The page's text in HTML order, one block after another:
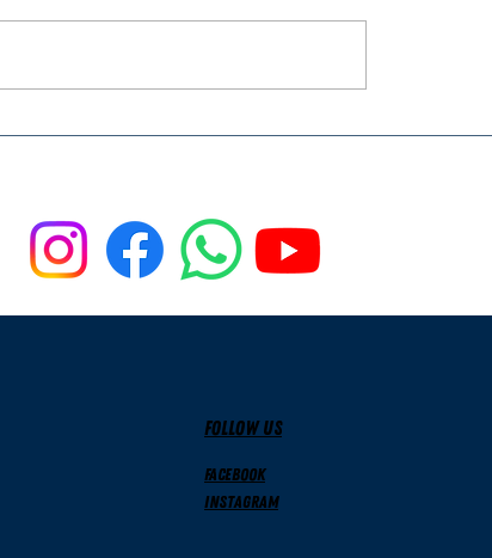
in Gedanken
Förderpreise 2026
Schwetzingen
ausgezeichnet
FOLLOW US
Facebook
Instagram